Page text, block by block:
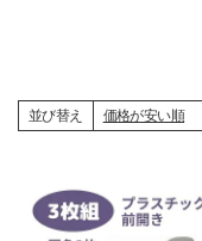
並び替え 価格が安い順